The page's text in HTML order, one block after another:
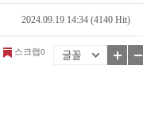
2024.09.19 14:34 (4140 Hit)
스크랩0